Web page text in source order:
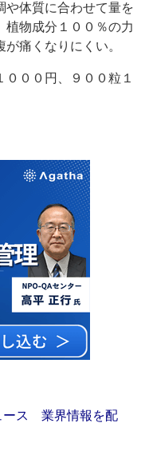
や体質に合わせて量を
植物成分１００％の力
痛くなりにくい。
００円、９００粒１
ース 業界情報を配